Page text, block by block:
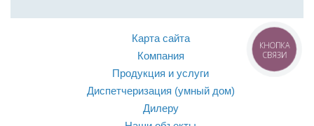
Карта сайта
Компания
Продукция и услуги
Диспетчеризация (умный дом)
Дилеру
КНОПКА
СВЯЗИ